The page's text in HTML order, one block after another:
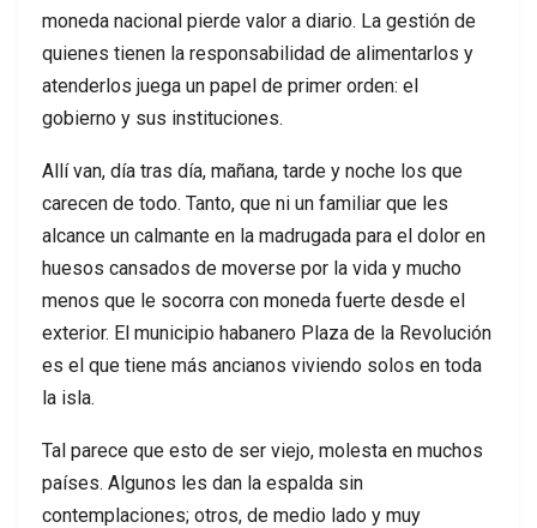
moneda nacional pierde valor a diario. La gestión de
quienes tienen la responsabilidad de alimentarlos y
atenderlos juega un papel de primer orden: el
gobierno y sus instituciones.
Allí van, día tras día, mañana, tarde y noche los que
carecen de todo. Tanto, que ni un familiar que les
alcance un calmante en la madrugada para el dolor en
huesos cansados de moverse por la vida y mucho
menos que le socorra con moneda fuerte desde el
exterior. El municipio habanero Plaza de la Revolución
es el que tiene más ancianos viviendo solos en toda
la isla.
Tal parece que esto de ser viejo, molesta en muchos
países. Algunos les dan la espalda sin
contemplaciones; otros, de medio lado y muy